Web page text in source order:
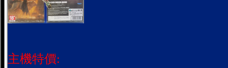
主機特價: